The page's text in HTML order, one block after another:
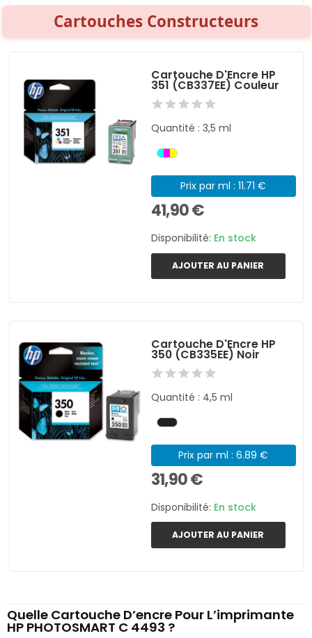
Cartouches Constructeurs
Cartouche D'Encre HP
351 (CB337EE) Couleur
Quantité : 3,5 ml
Prix par ml : 11.71 €
41,90 €
Disponibilité: En stock
AJOUTER AU PANIER
Cartouche D'Encre HP
350 (CB335EE) Noir
Quantité : 4,5 ml
Prix par ml : 6.89 €
31,90 €
Disponibilité: En stock
AJOUTER AU PANIER
Quelle Cartouche D’encre Pour L’imprimante
HP PHOTOSMART C 4493 ?